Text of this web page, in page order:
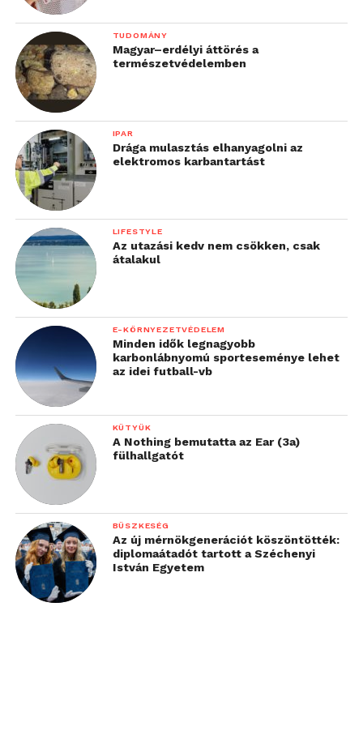
TUDOMÁNY
Magyar–erdélyi áttörés a
természetvédelemben
IPAR
Drága mulasztás elhanyagolni az
elektromos karbantartást
LIFESTYLE
Az utazási kedv nem csökken, csak
átalakul
E-KÖRNYEZETVÉDELEM
Minden idők legnagyobb
karbonlábnyomú sporteseménye lehet
az idei futball-vb
KÜTYÜK
A Nothing bemutatta az Ear (3a)
fülhallgatót
BÜSZKESÉG
Az új mérnökgenerációt köszöntötték:
diplomaátadót tartott a Széchenyi
István Egyetem